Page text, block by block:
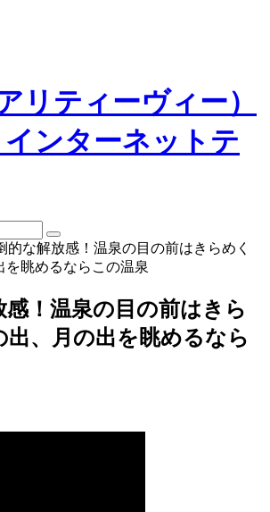
的な解放感！温泉の目の前はきらめく
を眺めるならこの温泉
感！温泉の目の前はきら
出、月の出を眺めるなら